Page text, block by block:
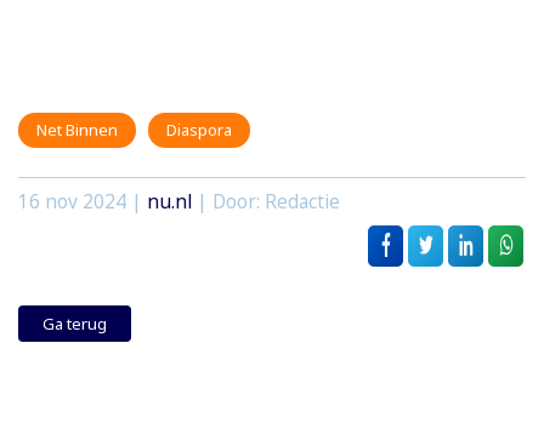
Net Binnen Diaspora
16 nov 2024 | nu.nl | Door: Redactie
Ga terug